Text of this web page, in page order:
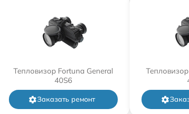
Тепловизор Fortuna General
40S6
Заказать ремонт